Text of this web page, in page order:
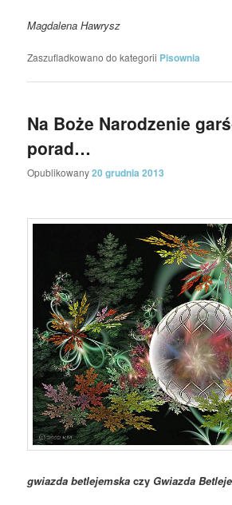
Magdalena Hawrysz
Zaszufladkowano do kategorii Pisownia
Na Boże Narodzenie
porad…
Opublikowany20 grudnia 2013
gwiazda betlejemska czy Gwiazda